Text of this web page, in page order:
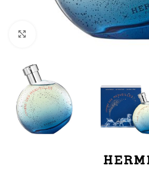
CLICK TO ENLARGE